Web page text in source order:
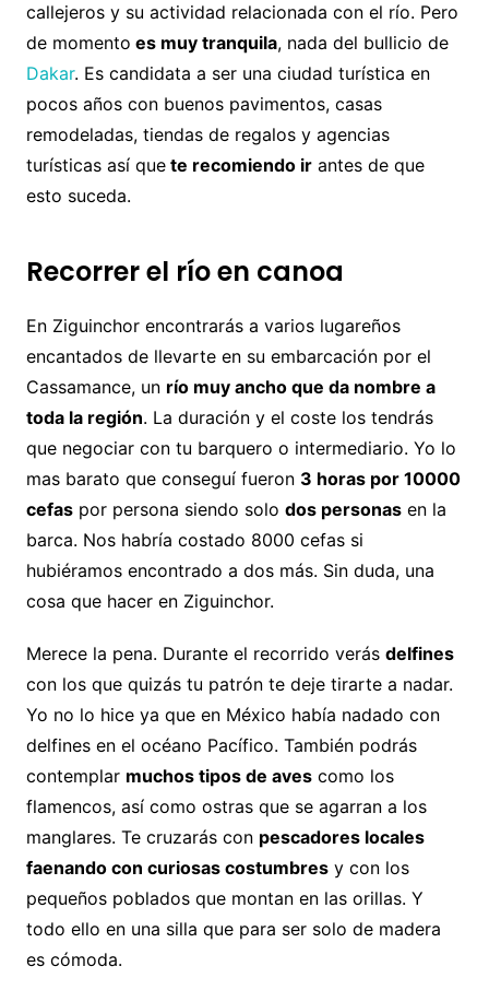
callejeros y su actividad relacionada con el río. Pero
de momento es muy tranquila, nada del bullicio de
Dakar. Es candidata a ser una ciudad turística en
pocos años con buenos pavimentos, casas
remodeladas, tiendas de regalos y agencias
turísticas así quete recomiendo irantes de que
esto suceda.
Recorrer el río en canoa
En Ziguinchor encontrarás a varios lugareños
encantados de llevarte en su embarcación por el
Cassamance, un río muy ancho que da nombre a
toda la región. La duración y el coste los tendrás
que negociar con tu barquero o intermediario. Yo lo
mas barato que conseguí fueron 3 horas por 10000
cefaspor persona siendo solo dos personasen la
barca. Nos habría costado 8000 cefas si
hubiéramos encontrado a dos más. Sin duda, una
cosa que hacer en Ziguinchor.
Merece la pena. Durante el recorrido verás delfines
con los que quizás tu patrón te deje tirarte a nadar.
Yo no lo hice ya que en México había nadado con
delfines en el océano Pacífico. También podrás
contemplar muchos tipos de avescomo los
flamencos, así como ostras que se agarran a los
manglares. Te cruzarás con pescadores locales
faenando con curiosas costumbresy con los
pequeños poblados que montan en las orillas. Y
todo ello en una silla que para ser solo de madera
es cómoda.